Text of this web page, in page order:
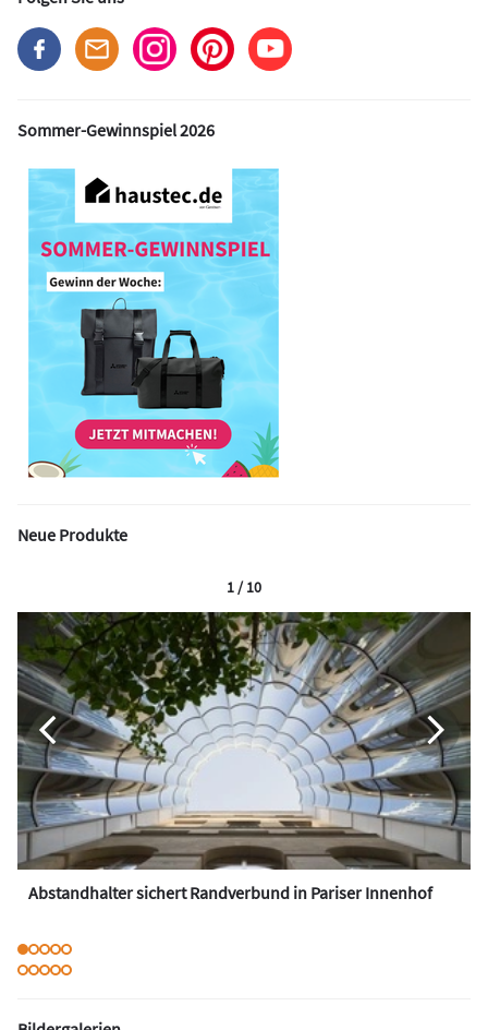
Sommer-Gewinnspiel 2026
Neue Produkte
Abstandhalter sichert Randverbund in Pariser Innenhof
1 / 10